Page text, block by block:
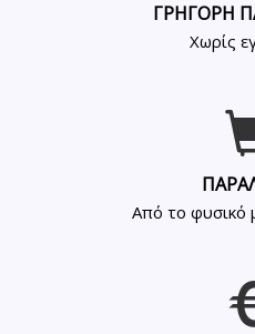
ΓΡΗΓΟΡΗ
Χωρίς
Από το φυσικό